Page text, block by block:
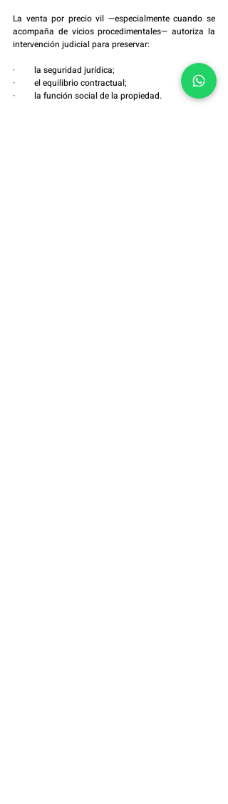
La venta por precio vil —especialmente cuando se
acompaña de vicios procedimentales— autoriza la
intervención judicial para preservar:
·         la seguridad jurídica;
·         el equilibrio contractual;
·         la función social de la propiedad.